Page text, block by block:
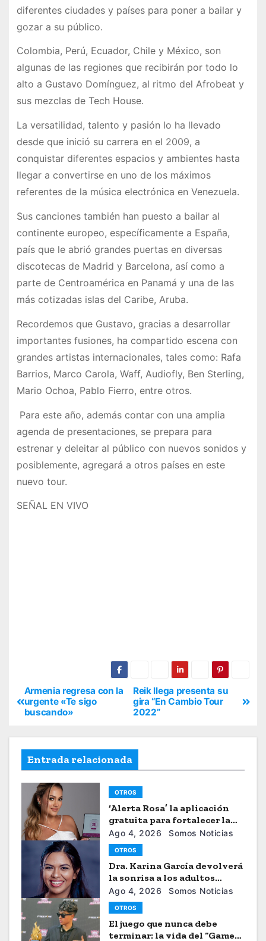
diferentes ciudades y países para poner a bailar y
gozar a su público.
Colombia, Perú, Ecuador, Chile y México, son
algunas de las regiones que recibirán por todo lo
alto a Gustavo Domínguez, al ritmo del Afrobeat y
sus mezclas de Tech House.
La versatilidad, talento y pasión lo ha llevado
desde que inició su carrera en el 2009, a
conquistar diferentes espacios y ambientes hasta
llegar a convertirse en uno de los máximos
referentes de la música electrónica en Venezuela.
Sus canciones también han puesto a bailar al
continente europeo, específicamente a España,
país que le abrió grandes puertas en diversas
discotecas de Madrid y Barcelona, así como a
parte de Centroamérica en Panamá y una de las
más cotizadas islas del Caribe, Aruba.
Recordemos que Gustavo, gracias a desarrollar
importantes fusiones, ha compartido escena con
grandes artistas internacionales, tales como: Rafa
Barrios, Marco Carola, Waff, Audiofly, Ben Sterling,
Mario Ochoa, Pablo Fierro, entre otros.
Para este año, además contar con una amplia
agenda de presentaciones, se prepara para
estrenar y deleitar al público con nuevos sonidos y
posiblemente, agregará a otros países en este
nuevo tour.
SEÑAL EN VIVO
Reik llega presenta su
gira “En Cambio Tour
2022”
Armenia regresa con la
urgente «Te sigo
buscando»
Entrada relacionada
OTROS
‘Alerta Rosa’ la aplicación
gratuita para fortalecer la
seguiridad de las mujeres
Ago 4, 2026 Somos Noticias
OTROS
Dra. Karina García devolverá
la sonrisa a los adultos
mayores
Ago 4, 2026 Somos Noticias
OTROS
El juego que nunca debe
terminar: la vida del “Gamer”